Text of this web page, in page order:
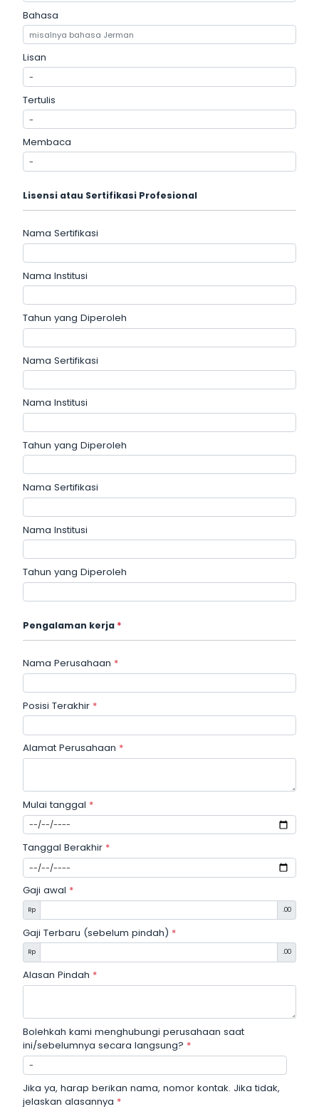
Bahasa
Lisan
Tertulis
Membaca
Lisensi atau Sertifikasi Profesional
Nama Sertifikasi
Nama Institusi
Tahun yang Diperoleh
Nama Sertifikasi
Nama Institusi
Tahun yang Diperoleh
Nama Sertifikasi
Nama Institusi
Tahun yang Diperoleh
Pengalaman kerja *
Nama Perusahaan *
Posisi Terakhir *
Alamat Perusahaan *
Mulai tanggal *
Tanggal Berakhir *
Gaji awal *
Rp .00
Gaji Terbaru (sebelum pindah) *
Rp .00
Alasan Pindah *
Bolehkah kami menghubungi perusahaan saat
ini/sebelumnya secara langsung? *
Jika ya, harap berikan nama, nomor kontak. Jika tidak,
jelaskan alasannya *